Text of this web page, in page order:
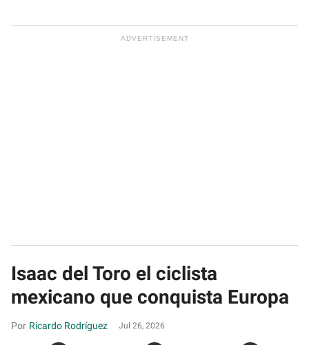
Isaac del Toro el ciclista
mexicano que conquista Europa
Ricardo Rodríguez Jul 26, 2026